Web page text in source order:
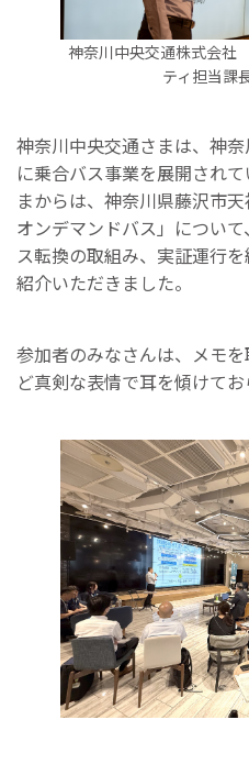
神奈川中央交通株式会社
ティ担当課
神奈川中央交通さまは、神
に乗合バス事業を展開され
まからは、神奈川県藤沢市
オンデマンドバス」につい
ス転換の取組み、実証運行
紹介いただきました。
参加者のみなさんは、メモ
ど真剣な表情で耳を傾けてお